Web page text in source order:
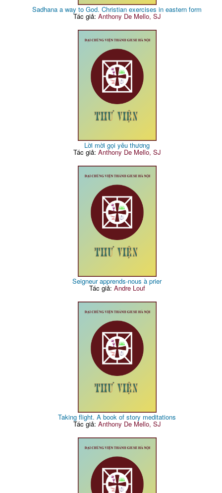
Sadhana a way to God. Christian exercises in eastern form
Tác giả: Anthony De Mello, SJ
Lời mời gọi yêu thương
Tác giả: Anthony De Mello, SJ
Seigneur apprends-nous à prier
Tác giả: Andre Louf
Taking flight. A book of story meditations
Tác giả: Anthony De Mello, SJ